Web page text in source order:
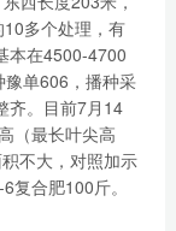
多个处理，有
本在4500-4700
单606，播种采
齐。目前7月14
（最长叶尖高
不大，对照加示
合肥100斤。